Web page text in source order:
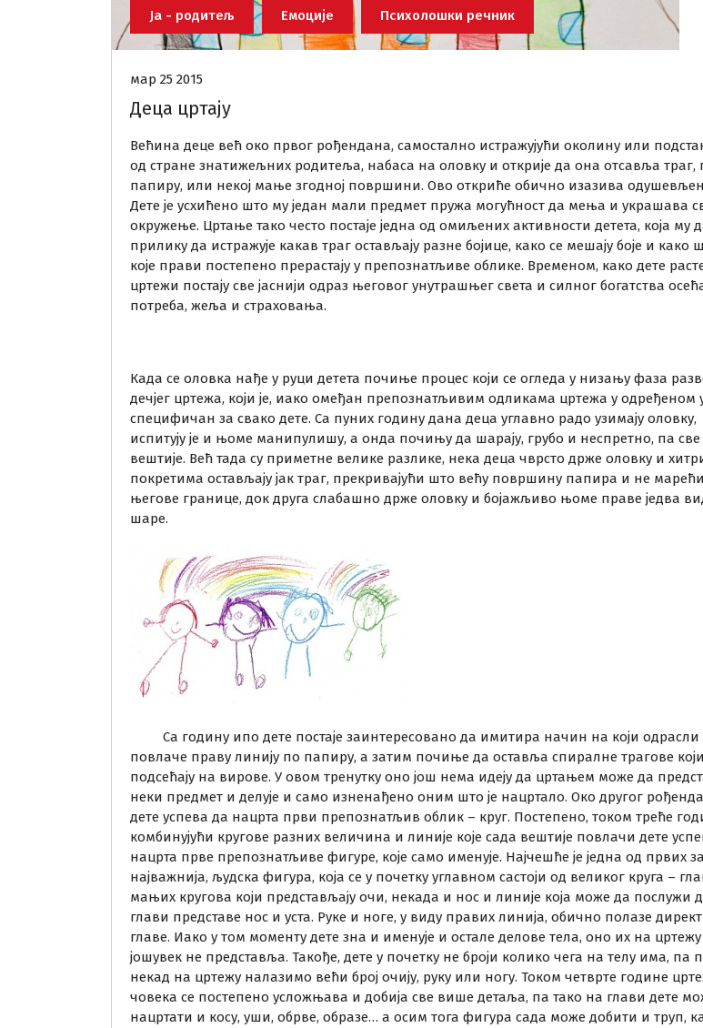
Ја - родитељ Емоције Психолошки речник
мар 25 2015
Деца цртају
Већина деце већ око првог рођендана, самостално истражујући околину или
од стране знатижељних родитеља, набаса на оловку и открије да она отсавља траг,
папиру, или некој мање згодној површини. Ово откриће обично изазива
Дете је усхићено што му један мали предмет пружа могућност да мења и украшава
окружење. Цртање тако често постаје једна од омиљених активности детета, која му
прилику да истражује какав траг остављају разне бојице, како се мешају боје и како
које прави постепено прерастају у препознатљиве облике. Временом, како дете
цртежи постају све јаснији одраз његовог унутрашњег света и силног богатства
потреба, жеља и страховања.
Када се оловка нађе у руци детета почиње процес који се огледа у низању фаза
дечјег цртежа, који је, иако омеђан препознатљивим одликама цртежа у одређеном
специфичан за свако дете. Са пуних годину дана деца углавно радо узимају оловку,
испитују је и њоме манипулишу, а онда почињу да шарају, грубо и неспретно, па све
вештије. Већ тада су приметне велике разлике, нека деца чврсто држе оловку и
покретима остављају јак траг, прекривајући што већу површину папира и не
његове границе, док друга слабашно држе оловку и бојажљиво њоме праве једва
шаре.
Са годину ипо дете постаје заинтересовано да имитира начин на који одрасли
повлаче праву линију по папиру, а затим почиње да оставља спиралне трагове који
подсећају на вирове. У овом тренутку оно још нема идеју да цртањем може да
неки предмет и делује и само изненађено оним што је нацртало. Око другог
дете успева да нацрта први препознатљив облик – круг. Постепено, током треће
комбинујући кругове разних величина и линије које сада вештије повлачи дете
нацрта прве препознатљиве фигуре, које само именује. Најчешће је једна од првих
најважнија, људска фигура, која се у почетку углавном састоји од великог круга –
мањих кругова који представљају очи, некада и нос и линије која може да послужи
глави представе нос и уста. Руке и ноге, у виду правих линија, обично полазе
главе. Иако у том моменту дете зна и именује и остале делове тела, оно их на цртежу
јошувек не представља. Такође, дете у почетку не броји колико чега на телу има, па
некад на цртежу налазимо већи број очију, руку или ногу. Током четврте године
човека се постепено усложњава и добија све више детаља, па тако на глави дете
нацртати и косу, уши, обрве, образе… а осим тога фигура сада може добити и труп,